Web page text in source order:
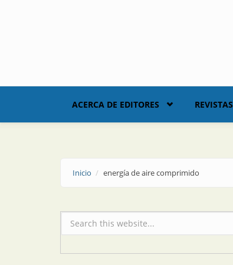
ACERCA DE EDITORES REVISTAS
Inicio energía de aire comprimido
Formulario de búsqueda